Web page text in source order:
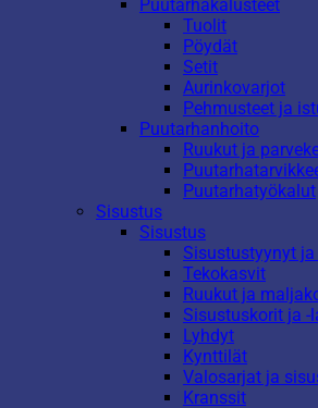
Puutarhakalusteet
Tuolit
Pöydät
Setit
Aurinkovarjot
Pehmusteet ja
Puutarhanhoito
Ruukut ja
Puutarhatyökalut
Sisustus
Sisustus
Sisustustyynyt
Tekokasvit
Ruukut ja
Sisustuskorit ja -
Lyhdyt
Kynttilät
Valosarjat ja
Kranssit